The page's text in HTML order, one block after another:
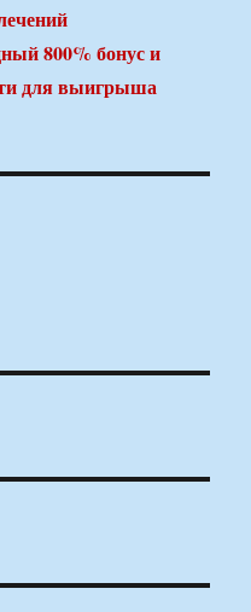
800% бонус и
для выигрыша